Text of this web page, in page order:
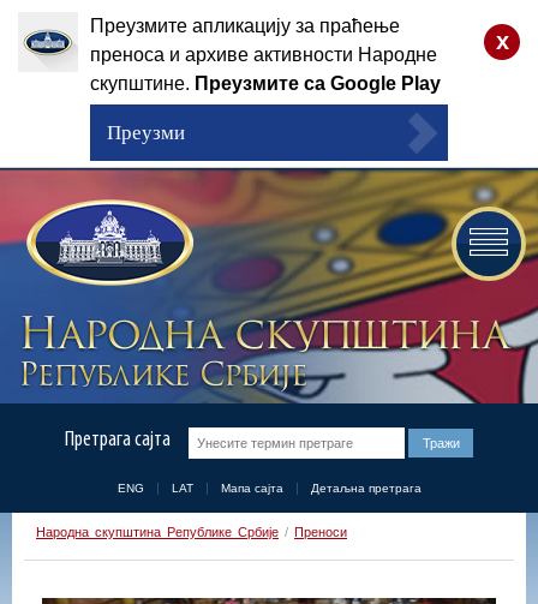
x
Преузмите апликацију за праћење
преноса и архиве активности Народне
скупштине. Преузмите са Google Play
Преузми
Претрага сајта
ENG LAT Мапа сајта Детаљна претрага
Народна скупштина Републике Србије / Преноси